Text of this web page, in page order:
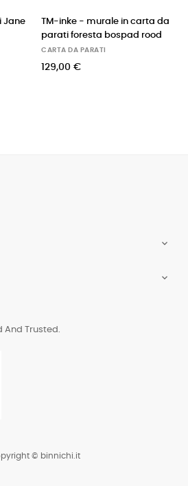
TM-inke - murale in carta da
parati foresta bospad rood
CARTA DA PARATI
COLE &


And Trusted.
© binnichi.it